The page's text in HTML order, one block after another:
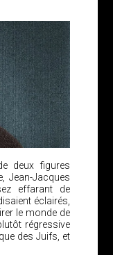
deux figures
Jean-Jacques
effarant de
éclairés,
le monde de
régressive
des Juifs, et